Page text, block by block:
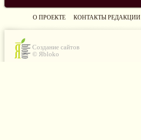
О ПРОЕКТЕ КОНТАКТЫ РЕДАКЦИИ
Создание сайтов
© Яbloko